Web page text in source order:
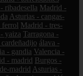
ribadesella Madrid -
Asturias - cangas-
ferrol Madrid - tres-
yaiza Tarragona -
álava -
- gandia Valencia -
- madrid Burgos -
madrid Asturias -